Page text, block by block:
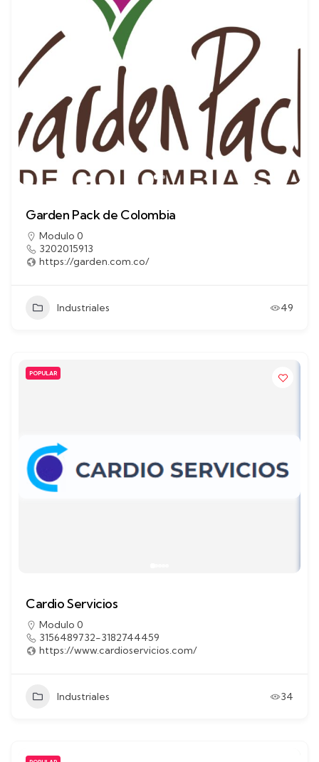
Garden Pack de Colombia
Modulo 0
3202015913
https://garden.com.co/
Industriales 49
POPULAR
Cardio Servicios
Modulo 0
3156489732-3182744459
https://www.cardioservicios.com/
Industriales 34